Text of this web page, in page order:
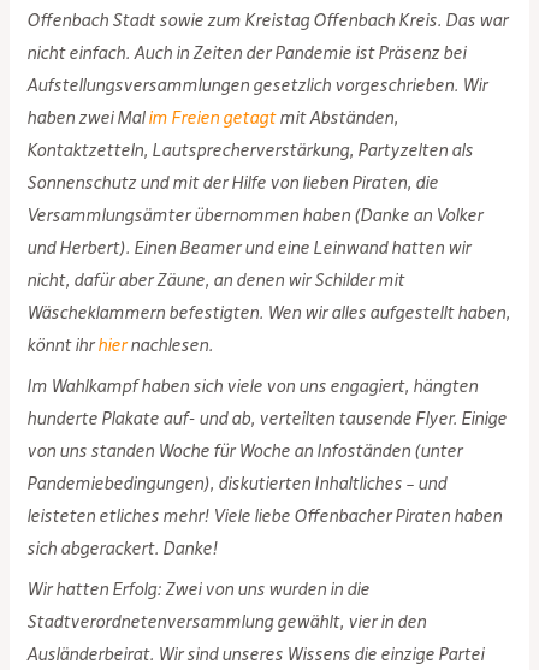
Offenbach Stadt sowie zum Kreistag Offenbach Kreis. Das war
nicht einfach. Auch in Zeiten der Pandemie ist Präsenz bei
Aufstellungsversammlungen gesetzlich vorgeschrieben. Wir
haben zwei Malim Freien getagtmit Abständen,
Kontaktzetteln, Lautsprecherverstärkung, Partyzelten als
Sonnenschutz und mit der Hilfe von lieben Piraten, die
Versammlungsämter übernommen haben (Danke an Volker
und Herbert). Einen Beamer und eine Leinwand hatten wir
nicht, dafür aber Zäune, an denen wir Schilder mit
Wäscheklammern befestigten. Wen wir alles aufgestellt haben,
könnt ihrhiernachlesen.
Im Wahlkampf haben sich viele von uns engagiert, hängten
hunderte Plakate auf- und ab, verteilten tausende Flyer. Einige
von uns standen Woche für Woche an Infoständen (unter
Pandemiebedingungen), diskutierten Inhaltliches – und
leisteten etliches mehr! Viele liebe Offenbacher Piraten haben
sich abgerackert. Danke!
Wir hatten Erfolg: Zwei von uns wurden in die
Stadtverordnetenversammlung gewählt, vier in den
Ausländerbeirat. Wir sind unseres Wissens die einzige Partei